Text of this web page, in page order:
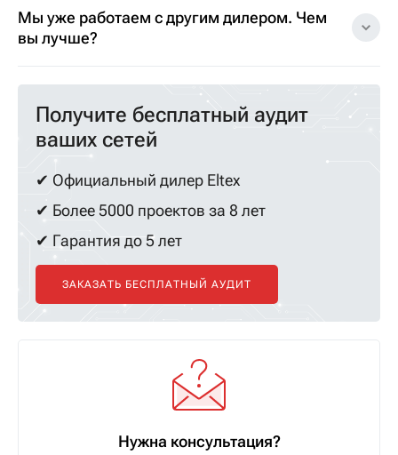
Мы уже работаем с другим дилером. Чем
вы лучше?
Получите бесплатный аудит
ваших сетей
✔ Официальный дилер Eltex
✔ Более 5000 проектов за 8 лет
✔ Гарантия до 5 лет
ЗАКАЗАТЬ БЕСПЛАТНЫЙ АУДИТ
Нужна консультация?